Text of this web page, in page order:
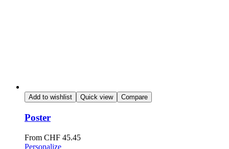
Add to wishlist Quick view Compare
Poster
From CHF 45.45
Personalize